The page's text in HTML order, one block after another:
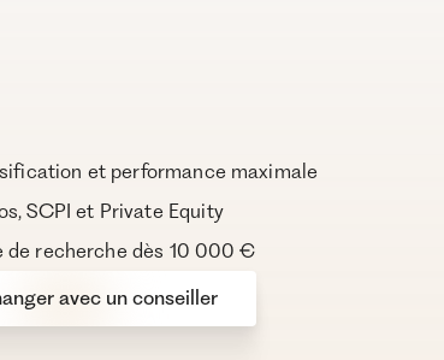
et performance maximale
SCPI et Private Equity
de recherche dès 10 000 €
avec un conseiller